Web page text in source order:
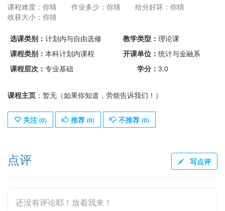
课程难度：你猜 作业多少：你猜
给分好坏：你猜
收获大小：你猜
选课类别： 计划内与自由选修 教学类型： 理论课
课程类别： 本科计划内课程 开课单位： 统计与金融系
课程层次： 专业基础 学分： 3.0
课程主页 ：暂无（如果你知道，劳烦告诉我们！）
关注 (0) 推荐 (0) 不推荐 (0)
点评 写点评
还没有评论耶！放着我来！